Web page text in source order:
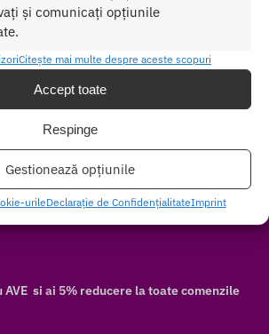
și comunicați opțiunile
Citește mai multe despre aceste scopuri
Accept toate
Respinge
Gestionează opțiunile
urileDeclarație de ConfidențialitateImprint
AVE si ai 5% reducere la toate comenzile